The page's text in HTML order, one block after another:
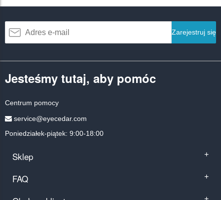
Zarejestruj się
Jesteśmy tutaj, aby pomóc
Centrum pomocy
service@eyecedar.com
Poniedziałek-piątek: 9:00-18:00
Sklep +
FAQ +